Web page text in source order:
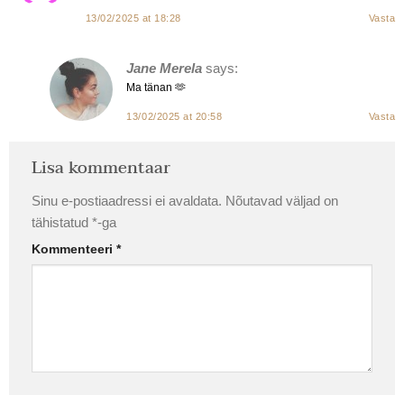
13/02/2025 at 18:28 Vasta
Jane Merela says:
Ma tänan 🫶
13/02/2025 at 20:58 Vasta
Lisa kommentaar
Sinu e-postiaadressi ei avaldata. Nõutavad väljad on
tähistatud *-ga
Kommenteeri *